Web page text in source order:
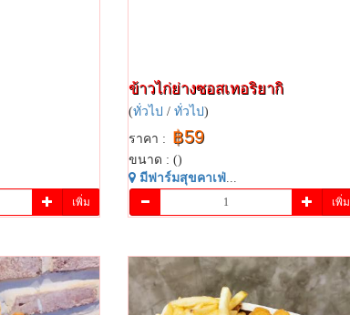
เพิ่ม
ข้าวไก่ย่าง​ซอส​เท​อริยากิ​
(ทั่วไป / ทั่วไป)
ราคา : ฿59
ขนาด : ()
มี​ฟาร์​มสุข​คาเฟ่​ ...
เพิ่ม